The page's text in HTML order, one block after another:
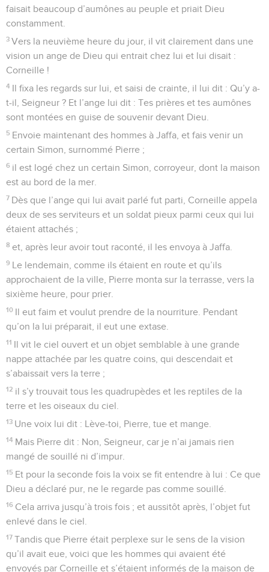
faisait beaucoup d’aumônes au peuple et priait Dieu
constamment.
3 Vers la neuvième heure du jour, il vit clairement dans une
vision un ange de Dieu qui entrait chez lui et lui disait :
Corneille !
4 Il fixa les regards sur lui, et saisi de crainte, il lui dit : Qu’y a-
t-il, Seigneur ? Et l’ange lui dit : Tes prières et tes aumônes
sont montées en guise de souvenir devant Dieu.
5 Envoie maintenant des hommes à Jaffa, et fais venir un
certain Simon, surnommé Pierre ;
6 il est logé chez un certain Simon, corroyeur, dont la maison
est au bord de la mer.
7 Dès que l’ange qui lui avait parlé fut parti, Corneille appela
deux de ses serviteurs et un soldat pieux parmi ceux qui lui
étaient attachés ;
8 et, après leur avoir tout raconté, il les envoya à Jaffa.
9 Le lendemain, comme ils étaient en route et qu’ils
approchaient de la ville, Pierre monta sur la terrasse, vers la
sixième heure, pour prier.
10 Il eut faim et voulut prendre de la nourriture. Pendant
qu’on la lui préparait, il eut une extase.
11 Il vit le ciel ouvert et un objet semblable à une grande
nappe attachée par les quatre coins, qui descendait et
s’abaissait vers la terre ;
12 il s’y trouvait tous les quadrupèdes et les reptiles de la
terre et les oiseaux du ciel.
13 Une voix lui dit : Lève-toi, Pierre, tue et mange.
14 Mais Pierre dit : Non, Seigneur, car je n’ai jamais rien
mangé de souillé ni d’impur.
15 Et pour la seconde fois la voix se fit entendre à lui : Ce que
Dieu a déclaré pur, ne le regarde pas comme souillé.
16 Cela arriva jusqu’à trois fois ; et aussitôt après, l’objet fut
enlevé dans le ciel.
17 Tandis que Pierre était perplexe sur le sens de la vision
qu’il avait eue, voici que les hommes qui avaient été
envoyés par Corneille et s’étaient informés de la maison de